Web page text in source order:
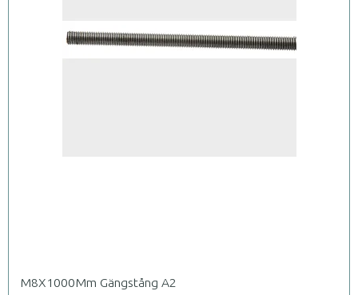
M8X1000Mm Gängstång A2